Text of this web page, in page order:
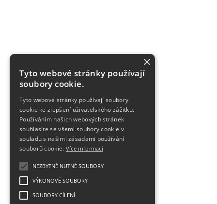
×
Tyto webové stránky používají
soubory cookie.
Tyto webové stránky používají soubory
cookie ke zlepšení uživatelského zážitku.
Používáním našich webových stránek
souhlasíte se všemi soubory cookie v
souladu s našimi zásadami používání
souborů cookie. Více informací
NEZBYTNĚ NUTNÉ SOUBORY
VÝKONOVÉ SOUBORY
SOUBORY CÍLENÍ